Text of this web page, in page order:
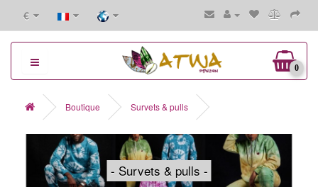
€
0
Boutique Survets & pulls
- Survets & pulls -